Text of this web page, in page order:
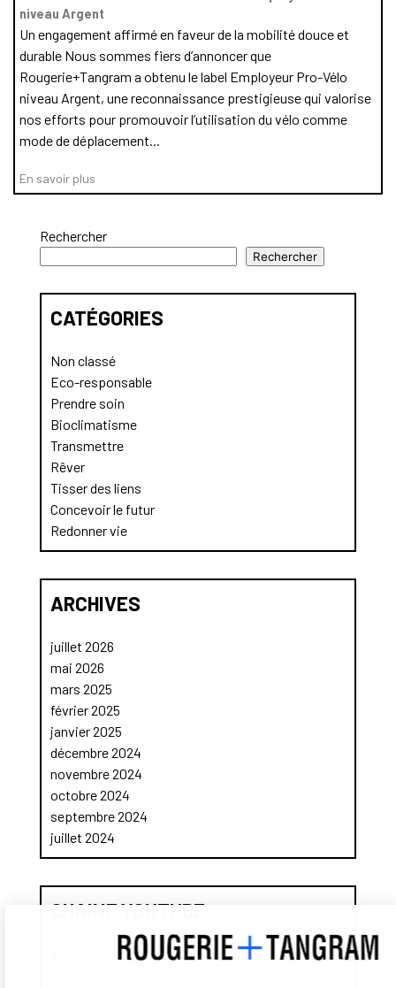
niveau Argent
Un engagement affirmé en faveur de la mobilité douce et
durable Nous sommes fiers d’annoncer que
Rougerie+Tangram a obtenu le label Employeur Pro-Vélo
niveau Argent, une reconnaissance prestigieuse qui valorise
nos efforts pour promouvoir l’utilisation du vélo comme
mode de déplacement...
En savoir plus
Rechercher
Rechercher
CATÉGORIES
Non classé
Eco-responsable
Prendre soin
Bioclimatisme
Transmettre
Rêver
Tisser des liens
Concevoir le futur
Redonner vie
ARCHIVES
juillet 2026
mai 2026
mars 2025
février 2025
janvier 2025
décembre 2024
novembre 2024
octobre 2024
septembre 2024
juillet 2024
CHAINE YOUTUBE
Venez nous découvrir sur Youtube !